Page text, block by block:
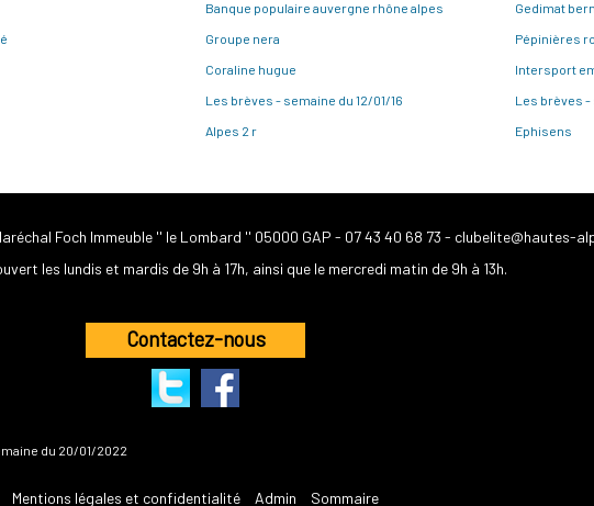
Banque populaire auvergne rhône alpes
Gedimat
Groupe nera
Pépinières
Coraline hugue
Intersport
Les brèves - semaine du 12/01/16
Les brèves -
Alpes 2 r Ephisens
Foch Immeuble '' le Lombard '' 05000 GAP - 07 43 40 68 73 - clubelite@hautes-
les lundis et mardis de 9h à 17h, ainsi que le mercredi matin de 9h à 13h.
Contactez-nous
du 20/01/2022
Mentions légales et confidentialité Admin Sommaire